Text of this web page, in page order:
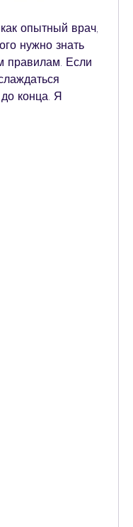
опытный врач,
нужно знать
правилам. Если
конца. Я